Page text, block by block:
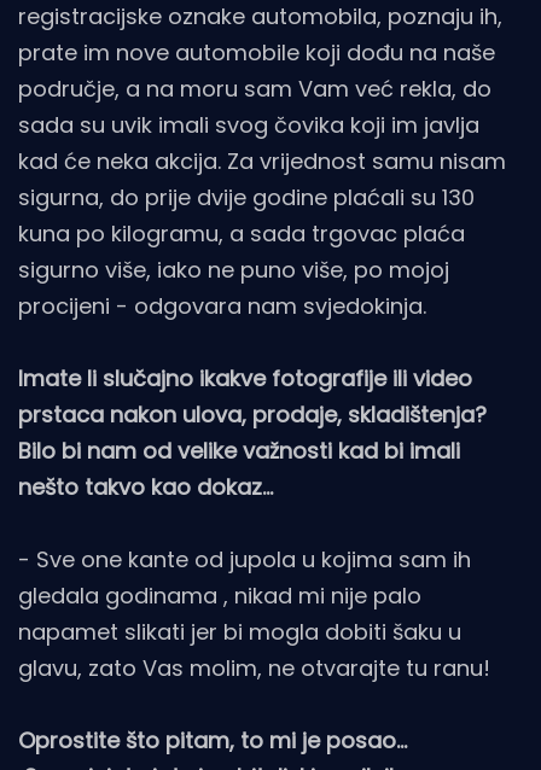
registracijske oznake automobila, poznaju ih,
prate im nove automobile koji dođu na naše
područje, a na moru sam Vam već rekla, do
sada su uvik imali svog čovika koji im javlja
kad će neka akcija. Za vrijednost samu nisam
sigurna, do prije dvije godine plaćali su 130
kuna po kilogramu, a sada trgovac plaća
sigurno više, iako ne puno više, po mojoj
procijeni - odgovara nam svjedokinja.
Imate li slučajno ikakve fotografije ili video
prstaca nakon ulova, prodaje, skladištenja?
Bilo bi nam od velike važnosti kad bi imali
nešto takvo kao dokaz...
- Sve one kante od jupola u kojima sam ih
gledala godinama , nikad mi nije palo
napamet slikati jer bi mogla dobiti šaku u
glavu, zato Vas molim, ne otvarajte tu ranu!
Oprostite što pitam, to mi je posao...